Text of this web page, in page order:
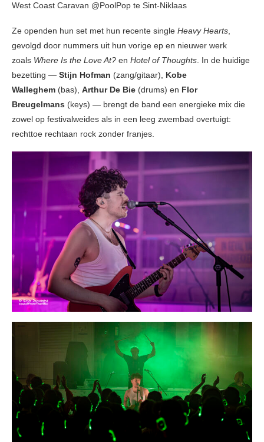
West Coast Caravan @PoolPop te Sint-Niklaas
Ze openden hun set met hun recente single Heavy Hearts,
gevolgd door nummers uit hun vorige ep en nieuwer werk
zoals Where Is the Love At? en Hotel of Thoughts. In de huidige
bezetting — Stijn Hofman (zang/gitaar), Kobe
Walleghem (bas), Arthur De Bie (drums) en Flor
Breugelmans (keys) — brengt de band een energieke mix die
zowel op festivalweides als in een leeg zwembad overtuigt:
rechttoe rechtaan rock zonder franjes.